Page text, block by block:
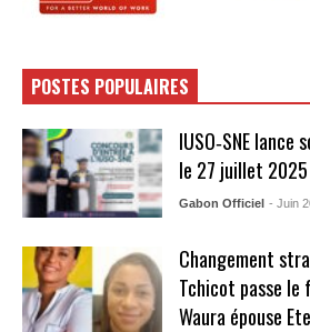
POSTES POPULAIRES
IUSO‑SNE lance
le 27 juillet 2025
Gabon Officiel - Juin
Changement
Tchicot passe le
Waura épouse